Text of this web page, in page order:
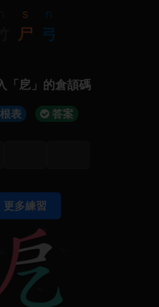
s
尸
n
弓
「戹」的倉頡碼
表 答案
更多練習